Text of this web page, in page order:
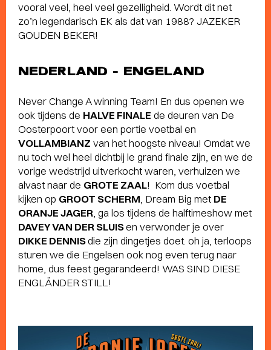
vooral veel, heel veel gezelligheid. Wordt dit net
zo’n legendarisch EK als dat van 1988? JAZEKER
GOUDEN BEKER!
NEDERLAND – ENGELAND
Never Change A winning Team! En dus openen we
ook tijdens de HALVE FINALE de deuren van De
Oosterpoort voor een portie voetbal en
VOLLAMBIANZ van het hoogste niveau! Omdat we
nu toch wel heel dichtbij le grand finale zijn, en we de
vorige wedstrijd uitverkocht waren, verhuizen we
alvast naar de GROTE ZAAL! Kom dus voetbal
kijken op GROOT SCHERM , Dream Big met DE
ORANJE JAGER , ga los tijdens de halftimeshow met
DAVEY VAN DER SLUISen verwonder je over
DIKKE DENNISdie zijn dingetjes doet. oh ja, terloops
sturen we die Engelsen ook nog even terug naar
home, dus feest gegarandeerd! WAS SIND DIESE
ENGLÄNDER STILL!